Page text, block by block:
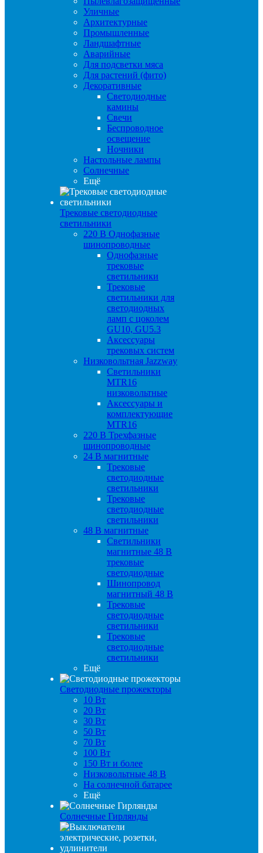
Уличные
Архитектурные
Промышленные
Ландшафтные
Аварийные
Для подсветки мяса
Для растений (фито)
Декоративные
Светодиодные
камины
Свечи
Беспроводное
освещение
Ночники
Настольные лампы
Солнечные
Ещё
Трековые светодиодные
светильники
220 B Однофазные
шинопроводные
Однофазные
трековые
светильники
Трековые
светильники для
светодиодных
ламп с цоколем
GU10, GU5.3
Аксессуары
трековых систем
Низковольтная Jazzway
Светильники
MTR16
низковольтные
Аксессуары и
комплектующие
MTR16
220 B Трехфазные
шинопроводные
24 B магнитные
Трековые
светодиодные
светильники
Трековые
светодиодные
светильники
48 B магнитные
Светильники
магнитные 48 В
трековые
светодиодные
Шинопровод
магнитный 48 В
Трековые
светодиодные
светильники
Трековые
светодиодные
светильники
Ещё
Светодиодные прожекторы
10 Вт
20 Вт
30 Вт
50 Вт
70 Вт
100 Вт
150 Вт и более
Низковольтные 48 В
На солнечной батарее
Ещё
Солнечные Гирлянды